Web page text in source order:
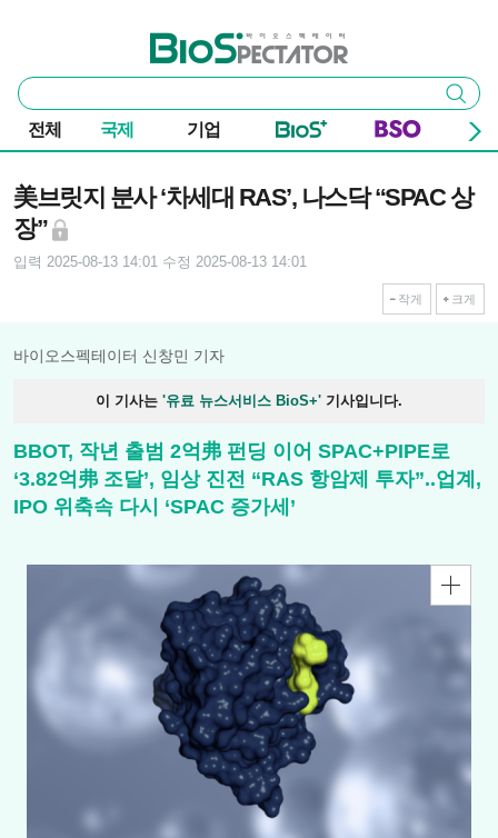
바이오스펙테이터
통
합
검
색
검색
전체 국제 기업
美브릿지 분사 ‘차세대 RAS’, 나스닥 “SPAC 상
장”
입력 2025-08-13 14:01 수정 2025-08-13 14:01
작게 크게
바이오스펙테이터 신창민 기자
이 기사는 '유료 뉴스서비스 BioS+' 기사입니다.
BBOT, 작년 출범 2억弗 펀딩 이어 SPAC+PIPE로
‘3.82억弗 조달’, 임상 진전 “RAS 항암제 투자”..업계,
IPO 위축속 다시 ‘SPAC 증가세’